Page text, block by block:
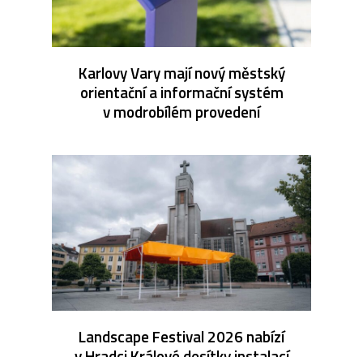
Karlovy Vary mají nový městský
orientační a informační systém
v modrobílém provedení
Landscape Festival 2026 nabízí